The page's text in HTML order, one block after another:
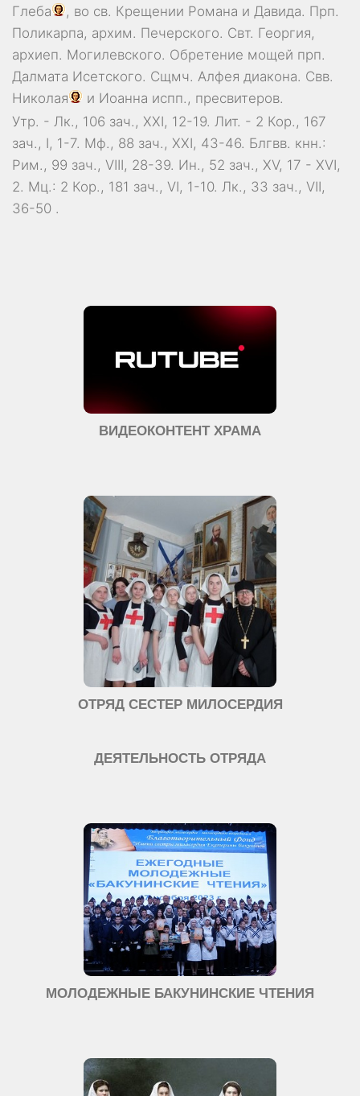
Глеба
, во св. Крещении Романа и Давида. Прп.
Поликарпа, архим. Печерского. Свт. Георгия,
архиеп. Могилевского. Обретение мощей прп.
Далмата Исетского. Сщмч. Алфея диакона. Свв.
Николая
и Иоанна испп., пресвитеров.
Утр. - Лк., 106 зач., XXI, 12-19. Лит. - 2 Кор., 167
зач., I, 1-7. Мф., 88 зач., XXI, 43-46. Блгвв. кнн.:
Рим., 99 зач., VIII, 28-39. Ин., 52 зач., XV, 17 - XVI,
2. Мц.: 2 Кор., 181 зач., VI, 1-10. Лк., 33 зач., VII,
36-50 .
ВИДЕОКОНТЕНТ ХРАМА
ОТРЯД СЕСТЕР МИЛОСЕРДИЯ
ДЕЯТЕЛЬНОСТЬ ОТРЯДА
МОЛОДЕЖНЫЕ БАКУНИНСКИЕ ЧТЕНИЯ